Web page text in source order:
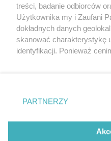
Partnerzy
Praca Szczecin
© 2026
treści, badanie odbiorców
Użytkownika my i Zaufani
dokładnych danych
skanować charakterystykę
identyfikacji. Ponieważ
prywatności znajdujący się
. Niektóre rodzaje
takiemu przetwarzaniu.
PARTNERZY